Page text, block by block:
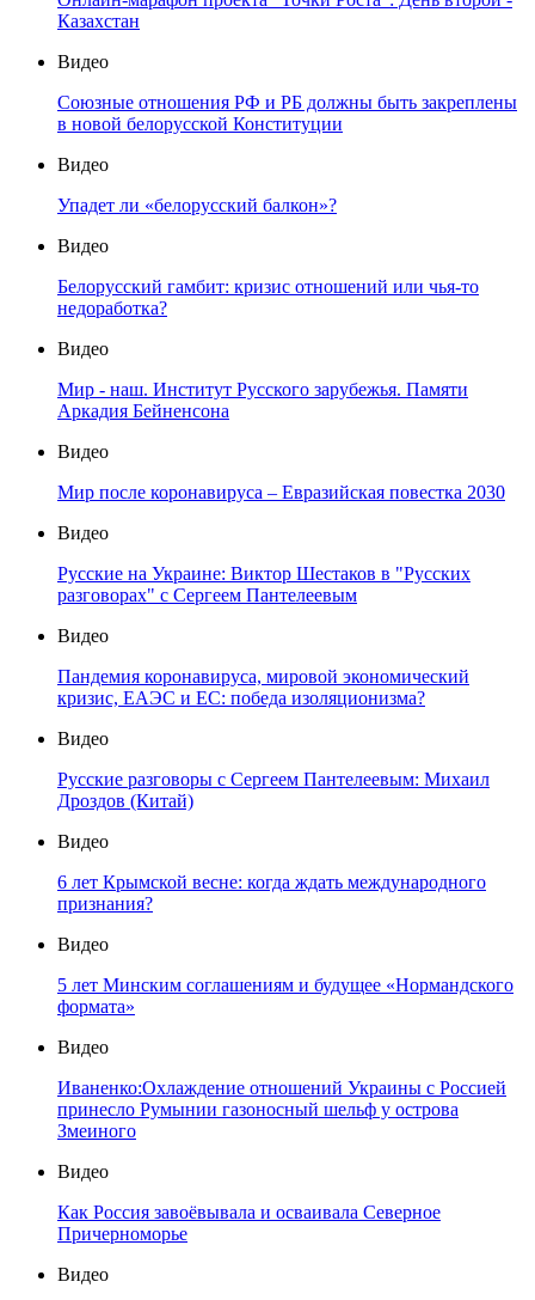
Казахстан
Видео
Союзные отношения РФ и РБ должны быть закреплены
в новой белорусской Конституции
Видео
Упадет ли «белорусский балкон»?
Видео
Белорусский гамбит: кризис отношений или чья-то
недоработка?
Видео
Мир - наш. Институт Русского зарубежья. Памяти
Аркадия Бейненсона
Видео
Мир после коронавируса – Евразийская повестка 2030
Видео
Русские на Украине: Виктор Шестаков в "Русских
разговорах" с Сергеем Пантелеевым
Видео
Пандемия коронавируса, мировой экономический
кризис, ЕАЭС и ЕС: победа изоляционизма?
Видео
Русские разговоры с Сергеем Пантелеевым: Михаил
Дроздов (Китай)
Видео
6 лет Крымской весне: когда ждать международного
признания?
Видео
5 лет Минским соглашениям и будущее «Нормандского
формата»
Видео
Иваненко:Охлаждение отношений Украины с Россией
принесло Румынии газоносный шельф у острова
Змеиного
Видео
Как Россия завоёвывала и осваивала Северное
Причерноморье
Видео